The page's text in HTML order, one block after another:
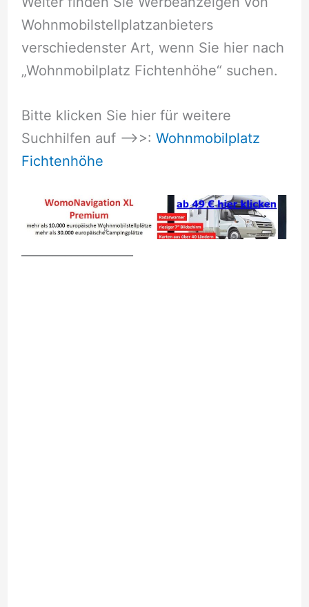
Wohnmobilstellplatzanbieters
verschiedenster Art, wenn Sie hier nach
„Wohnmobilplatz Fichtenhöhe“ suchen.
Bitte klicken Sie hier für weitere
Suchhilfen auf –>>: Wohnmobilplatz
Fichtenhöhe